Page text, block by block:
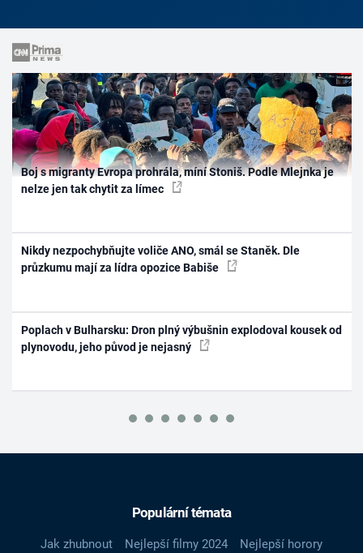
Boj s migranty Evropa prohrála, míní Stoniš. Podle Mlejnka je
nelze jen tak chytit za límec
Nikdy nezpochybňujte voliče ANO, smál se Staněk. Dle
průzkumu mají za lídra opozice Babiše
Poplach v Bulharsku: Dron plný výbušnin explodoval kousek od
plynovodu, jeho původ je nejasný
Populární témata
Jak zhubnout Nejlepší filmy 2024
Nejlepší horory